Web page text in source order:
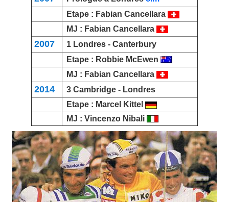
Etape : Fabian Cancellara
MJ : Fabian Cancellara
2007 1 Londres - Canterbury
Etape : Robbie McEwen
MJ : Fabian Cancellara
2014 3 Cambridge - Londres
Etape : Marcel Kittel
MJ : Vincenzo Nibali